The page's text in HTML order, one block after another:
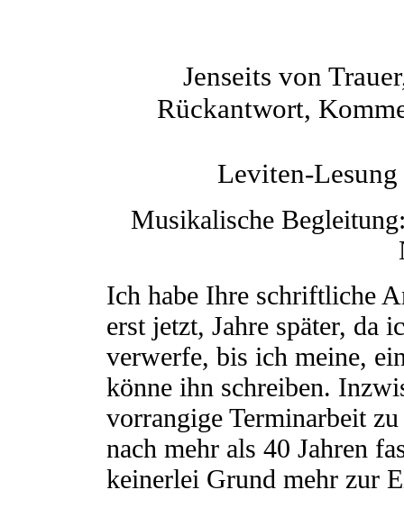
Jenseits von
Rückantwort,
Leviten-
Musikalische
Ich habe Ihre schriftliche
erst jetzt, Jahre später, da
verwerfe, bis ich meine,
könne ihn schreiben.
vorrangige Terminarbeit
nach mehr als 40 Jahren
keinerlei Grund mehr zur